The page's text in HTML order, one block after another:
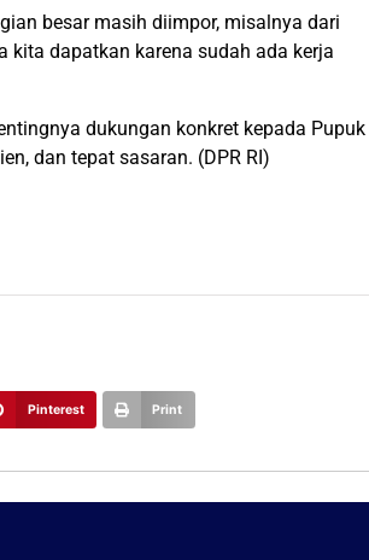
besar masih diimpor, misalnya dari
kita dapatkan karena sudah ada kerja
dukungan konkret kepada Pupuk
dan tepat sasaran. (DPR RI)
Pinterest Print